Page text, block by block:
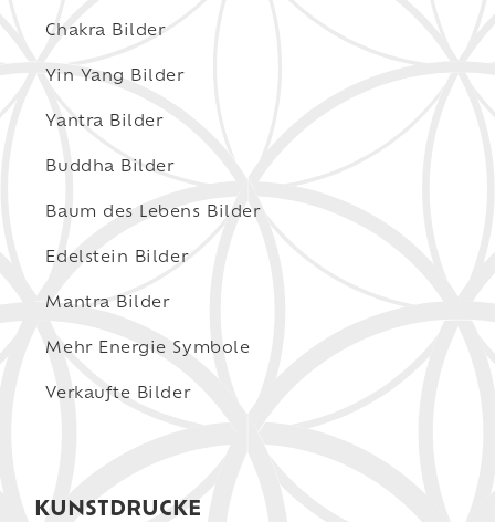
Chakra Bilder
Yin Yang Bilder
Yantra Bilder
Buddha Bilder
Baum des Lebens Bilder
Edelstein Bilder
Mantra Bilder
Mehr Energie Symbole
Verkaufte Bilder
KUNSTDRUCKE